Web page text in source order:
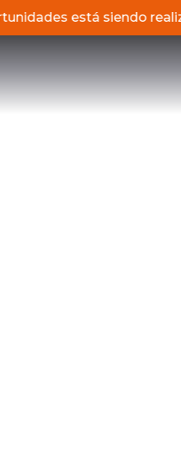
está siendo